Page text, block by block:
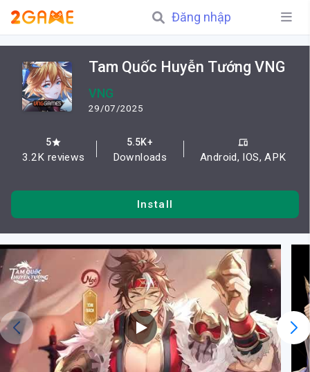
Đăng nhập
Tam Quốc Huyễn Tướng VNG
VNG
29/07/2025
5star
3.2K reviews
5.5K+
Downloads
devices
Android, IOS, APK
Install